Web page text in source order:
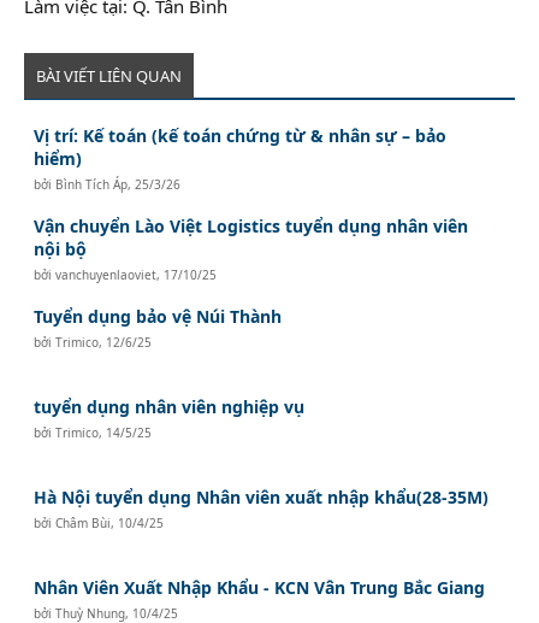
Làm việc tại: Q. Tân Bình
BÀI VIẾT LIÊN QUAN
Vị trí: Kế toán (kế toán chứng từ & nhân sự – bảo
hiểm)
bởi Bình Tích Áp, 25/3/26
Vận chuyển Lào Việt Logistics tuyển dụng nhân viên
nội bộ
bởivanchuyenlaoviet, 17/10/25
Tuyển dụng bảo vệ Núi Thành
bởiTrimico, 12/6/25
tuyển dụng nhân viên nghiệp vụ
bởiTrimico, 14/5/25
Hà Nội tuyển dụng Nhân viên xuất nhập khẩu(28-35M)
bởiChâm Bùi, 10/4/25
Nhân Viên Xuất Nhập Khẩu - KCN Vân Trung Bắc Giang
bởiThuỳ Nhung, 10/4/25